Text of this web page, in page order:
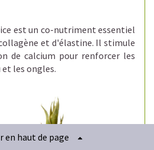
est un co-nutriment essentiel
et d'élastine. Il stimule
de calcium pour renforcer les
et les ongles.
en haut de page